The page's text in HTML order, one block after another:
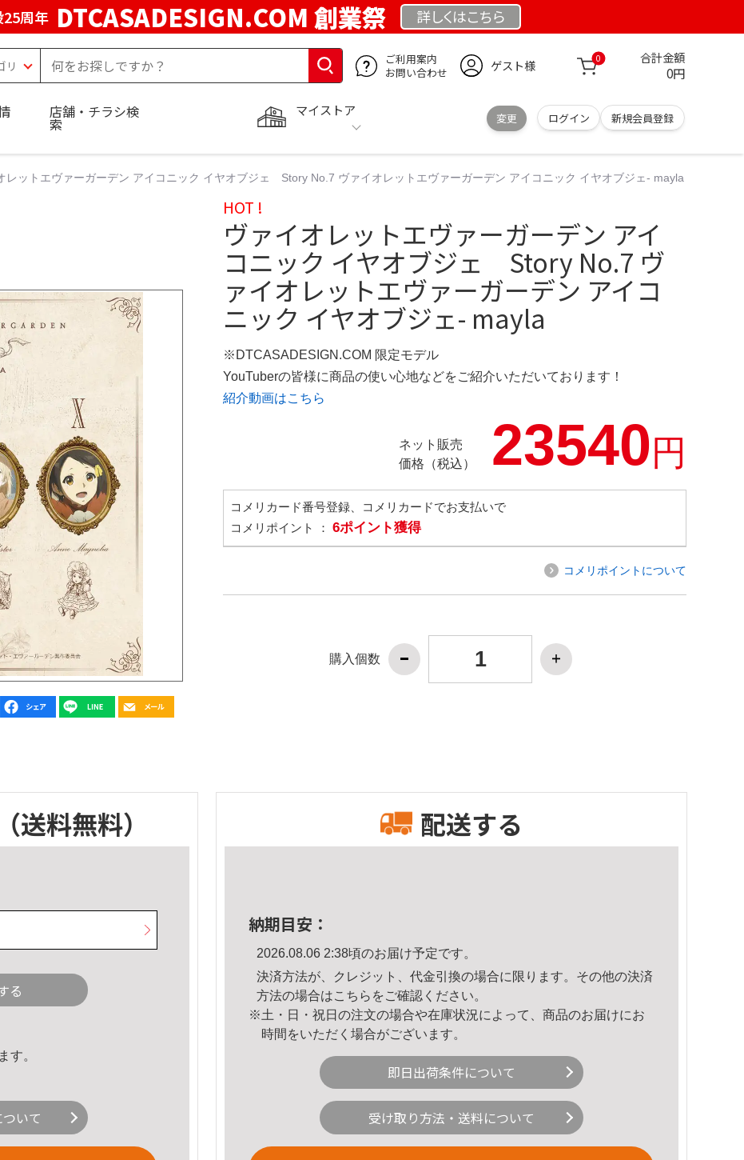
25周年 DTCASADESIGN.COM 創業祭 詳しくはこちら
ご利用案内
お問い合わせ
ゲスト様 0 合計金額
0円
マイストア
変更 ログイン 新規会員登録
店舗・チラシ検
索
レットエヴァーガーデン アイコニック イヤオブジェ Story No.7 ヴァイオレットエヴァーガーデン アイコニック イヤオブジェ- mayla
HOT !
ヴァイオレットエヴァーガーデン アイ
コニック イヤオブジェ Story No.7 ヴ
ァイオレットエヴァーガーデン アイコ
ニック イヤオブジェ- mayla
※DTCASADESIGN.COM 限定モデル
YouTuberの皆様に商品の使い心地などをご紹介いただいております！
紹介動画はこちら
ネット販売
価格（税込）
23540円
コメリカード番号登録、コメリカードでお支払いで
コメリポイント ： 6ポイント獲得
コメリポイントについて
購入個数
（送料無料）
る
す。
いて
配送する
納期目安：
2026.08.06 2:38頃のお届け予定です。
決済方法が、クレジット、代金引換の場合に限ります。その他の決済
方法の場合はこちら をご確認ください。
※土・日・祝日の注文の場合や在庫状況によって、商品のお届けにお
時間をいただく場合がございます。
即日出荷条件について
受け取り方法・送料について